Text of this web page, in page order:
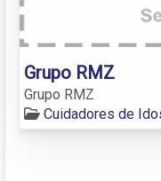
Grupo RMZ
Grupo RMZ
Cuidadores de